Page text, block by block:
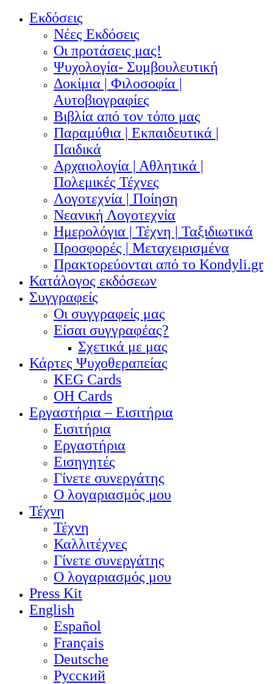
Εκδόσεις
Νέες Εκδόσεις
Οι προτάσεις μας!
Ψυχολογία- Συμβουλευτική
Δοκίμια | Φιλοσοφία |
Αυτοβιογραφίες
Βιβλία από τον τόπο μας
Παραμύθια | Εκπαιδευτικά |
Παιδικά
Αρχαιολογία | Αθλητικά |
Πολεμικές Τέχνες
Λογοτεχνία | Ποίηση
Νεανική Λογοτεχνία
Ημερολόγια | Τέχνη | Ταξιδιωτικά
Προσφορές | Μεταχειρισμένα
Πρακτορεύονται από το Kondyli.gr
Κατάλογος εκδόσεων
Συγγραφείς
Οι συγγραφείς μας
Είσαι συγγραφέας?
Σχετικά με μας
Κάρτες Ψυχοθεραπείας
KEG Cards
OH Cards
Εργαστήρια – Εισιτήρια
Εισιτήρια
Εργαστήρια
Εισηγητές
Γίνετε συνεργάτης
Ο λογαριασμός μου
Τέχνη
Τέχνη
Καλλιτέχνες
Γίνετε συνεργάτης
Ο λογαριασμός μου
Press Kit
English
Español
Français
Deutsche
Pусский